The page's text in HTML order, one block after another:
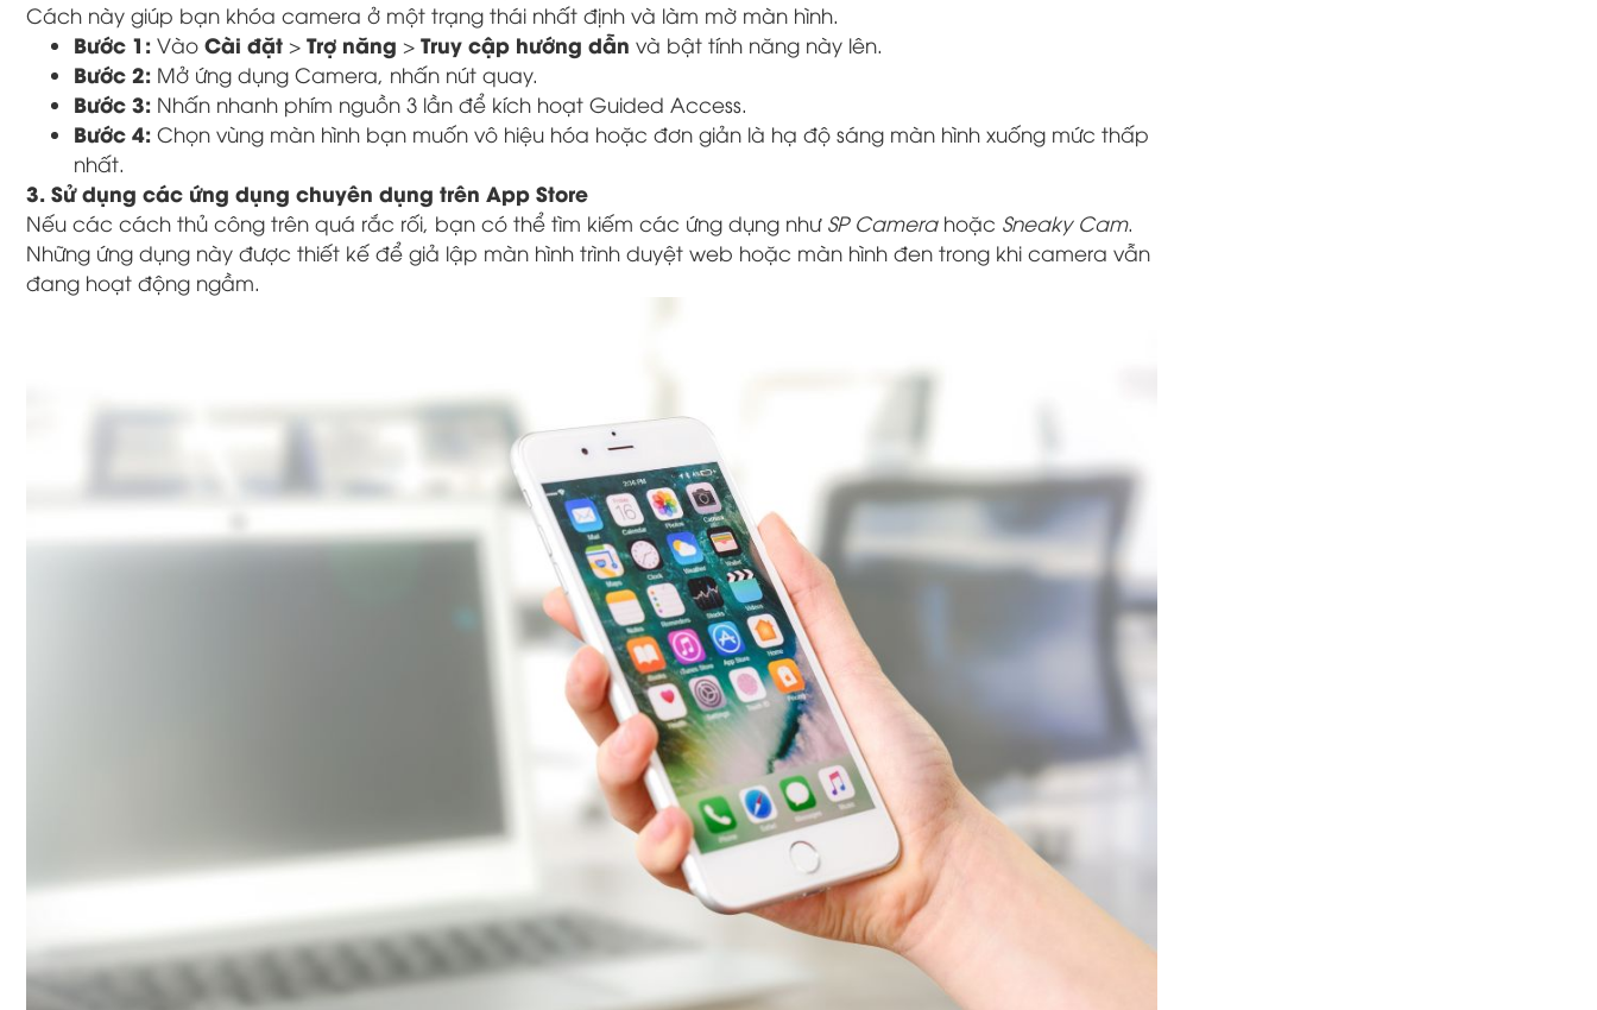
Cách này giúp bạn khóa camera ở một trạng thái nhất định và làm mờ màn hình.
Bước 1: Vào Cài đặt > Trợ năng > Truy cập hướng dẫn và bật tính năng này lên.
Bước 2: Mở ứng dụng Camera, nhấn nút quay.
Bước 3: Nhấn nhanh phím nguồn 3 lần để kích hoạt Guided Access.
Bước 4: Chọn vùng màn hình bạn muốn vô hiệu hóa hoặc đơn giản là hạ độ sáng màn hình xuống mức thấp
nhất.
3. Sử dụng các ứng dụng chuyên dụng trên App Store
Nếu các cách thủ công trên quá rắc rối, bạn có thể tìm kiếm các ứng dụng như SP Camerahoặc Sneaky Cam.
Những ứng dụng này được thiết kế để giả lập màn hình trình duyệt web hoặc màn hình đen trong khi camera vẫn
đang hoạt động ngầm.